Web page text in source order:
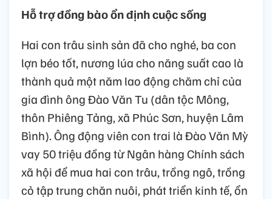
Hỗ trợ đồng bào ổn định cuộc sống
Hai con trâu sinh sản đã cho nghé, ba con
lợn béo tốt, nương lúa cho năng suất cao là
thành quả một năm lao động chăm chỉ của
gia đình ông Đào Văn Tu (dân tộc Mông,
thôn Phiêng Tảng, xã Phúc Sơn, huyện Lâm
Bình). Ông động viên con trai là Đào Văn Mỳ
vay 50 triệu đồng từ Ngân hàng Chính sách
xã hội để mua hai con trâu, trồng ngô, trồng
cỏ tập trung chăn nuôi, phát triển kinh tế, ổn